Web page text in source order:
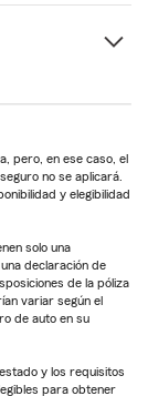
pero, en ese caso, el
no se aplicará.
y elegibilidad
solo una
declaración de
de la póliza
variar según el
de auto en su
y los requisitos
para obtener